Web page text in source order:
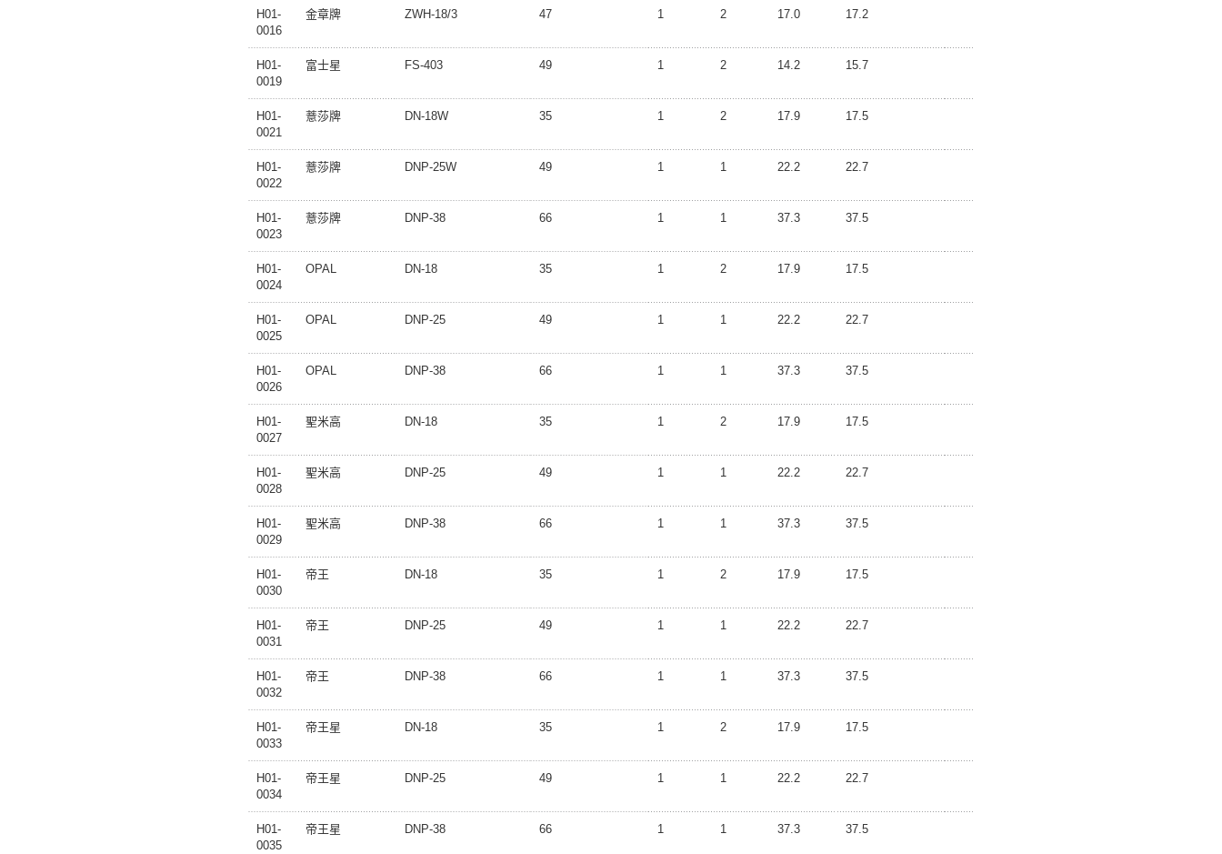
H01-
0016
金章牌 ZWH-18/3 47 1 2 17.0 17.2
H01-
0019
富士星 FS-403 49 1 2 14.2 15.7
H01-
0021
薏莎牌 DN-18W 35 1 2 17.9 17.5
H01-
0022
薏莎牌 DNP-25W 49 1 1 22.2 22.7
H01-
0023
薏莎牌 DNP-38 66 1 1 37.3 37.5
H01-
0024
OPAL DN-18 35 1 2 17.9 17.5
H01-
0025
OPAL DNP-25 49 1 1 22.2 22.7
H01-
0026
OPAL DNP-38 66 1 1 37.3 37.5
H01-
0027
聖米高 DN-18 35 1 2 17.9 17.5
H01-
0028
聖米高 DNP-25 49 1 1 22.2 22.7
H01-
0029
聖米高 DNP-38 66 1 1 37.3 37.5
H01-
0030
帝王 DN-18 35 1 2 17.9 17.5
H01-
0031
帝王 DNP-25 49 1 1 22.2 22.7
H01-
0032
帝王 DNP-38 66 1 1 37.3 37.5
H01-
0033
帝王星 DN-18 35 1 2 17.9 17.5
H01-
0034
帝王星 DNP-25 49 1 1 22.2 22.7
H01-
0035
帝王星 DNP-38 66 1 1 37.3 37.5